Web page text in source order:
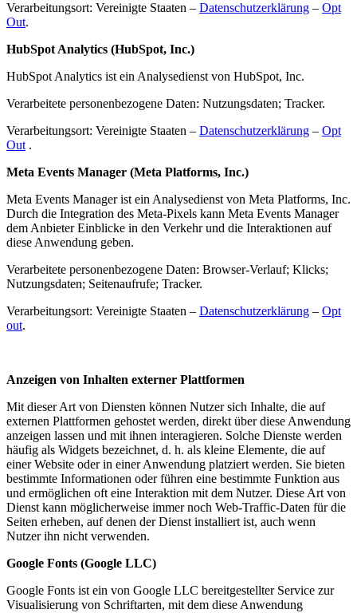
Verarbeitungsort: Vereinigte Staaten – Datenschutzerklärung – Opt
Out.
HubSpot Analytics (HubSpot, Inc.)
HubSpot Analytics ist ein Analysedienst von HubSpot, Inc.
Verarbeitete personenbezogene Daten: Nutzungsdaten; Tracker.
Verarbeitungsort: Vereinigte Staaten – Datenschutzerklärung – Opt
Out .
Meta Events Manager (Meta Platforms, Inc.)
Meta Events Manager ist ein Analysedienst von Meta Platforms, Inc.
Durch die Integration des Meta-Pixels kann Meta Events Manager
dem Anbieter Einblicke in den Verkehr und die Interaktionen auf
diese Anwendung geben.
Verarbeitete personenbezogene Daten: Browser-Verlauf; Klicks;
Nutzungsdaten; Seitenaufrufe; Tracker.
Verarbeitungsort: Vereinigte Staaten – Datenschutzerklärung – Opt
out.
Anzeigen von Inhalten externer Plattformen
Mit dieser Art von Diensten können Nutzer sich Inhalte, die auf
externen Plattformen gehostet werden, direkt über diese Anwendung
anzeigen lassen und mit ihnen interagieren. Solche Dienste werden
häufig als Widgets bezeichnet, d. h. als kleine Elemente, die auf
einer Website oder in einer Anwendung platziert werden. Sie bieten
bestimmte Informationen oder führen eine bestimmte Funktion aus
und ermöglichen oft eine Interaktion mit dem Nutzer. Diese Art von
Dienst kann möglicherweise immer noch Web-Traffic-Daten für die
Seiten erheben, auf denen der Dienst installiert ist, auch wenn
Nutzer ihn nicht verwenden.
Google Fonts (Google LLC)
Google Fonts ist ein von Google LLC bereitgestellter Service zur
Visualisierung von Schriftarten, mit dem diese Anwendung